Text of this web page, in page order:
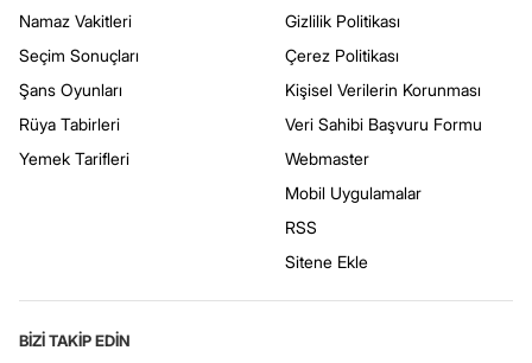
Namaz Vakitleri
Seçim Sonuçları
Şans Oyunları
Rüya Tabirleri
Yemek Tarifleri
Gizlilik Politikası
Çerez Politikası
Kişisel Verilerin Korunması
Veri Sahibi Başvuru Formu
Webmaster
Mobil Uygulamalar
RSS
Sitene Ekle
BİZİ TAKİP EDİN